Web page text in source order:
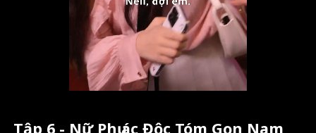
Tập 6 - Nữ Phụ ác Độc Tóm Gọn Nam